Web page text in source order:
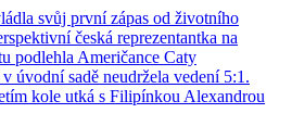
svůj první zápas od životního
česká reprezentantka na
podlehla Američance Caty
úvodní sadě neudržela vedení 5:1.
kole utká s Filipínkou Alexandrou